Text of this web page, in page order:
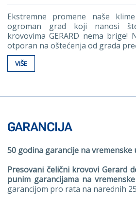
Ekstremne promene naše
ogroman grad koji nanosi
krovovima GERARD nema brige!
otporan na oštećenja od grada
VIŠE
GARANCIJA
50 godina garancije na vremenske
Presovani čelični krovovi Gerard
punim garancijama na
garancijom pro rata na narednih